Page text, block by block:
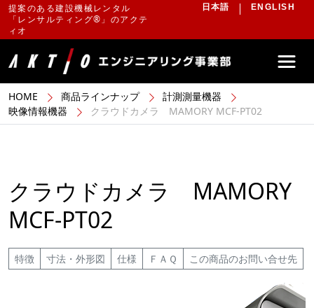
提案のある建設機械レンタル
「レンサルティング®」のアクテ
ィオ
日本語 ENGLISH
HOME 商品ラインナップ
計測測量機器
映像情報機器
クラウドカメラ MAMORY MCF-PT02
クラウドカメラ MAMORY
MCF-PT02
特徴 寸法・外形図 仕様 ＦＡＱ この商品のお問い合せ先